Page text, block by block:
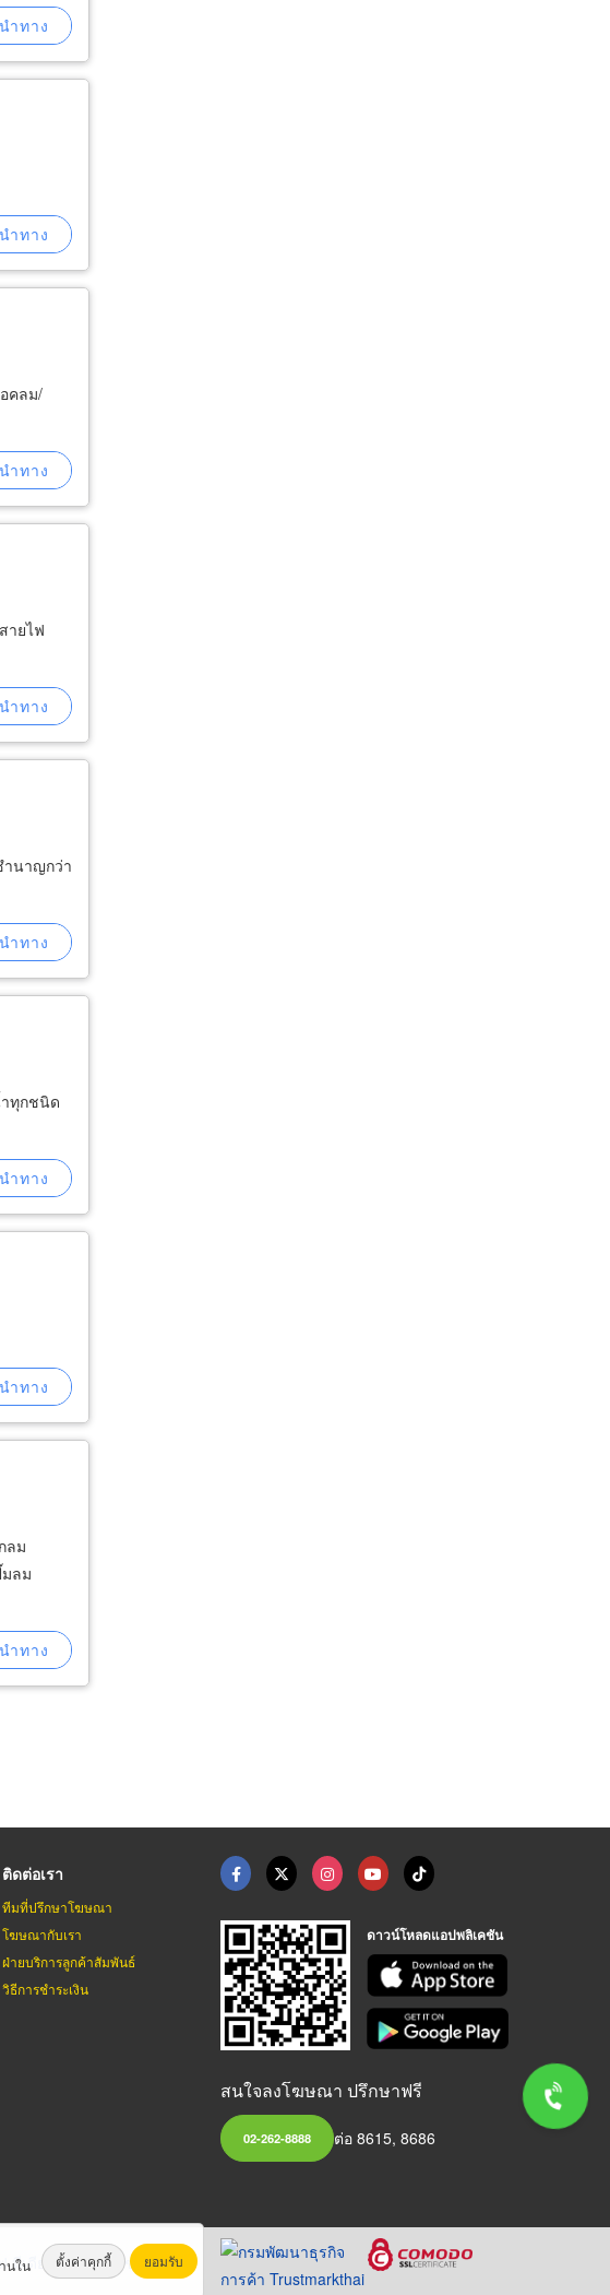
คลม/
ายไฟ
ำนาญกว่า
ทุกชนิด
ลม
มลม
ติดต่อเรา
ทีมที่ปรึกษาโฆษณา
โฆษณากับเรา
ฝ่ายบริการลูกค้าสัมพันธ์
วิธีการชำระเงิน
ดาวน์โหลดแอปพลิเคชัน
สนใจลงโฆษณา ปรึกษาฟรี
02-262-8888 ต่อ 8615, 8686
มีเดีย จำกัด (มหาชน)
นใน
ตั้งค่าคุกกี้ ยอมรับ